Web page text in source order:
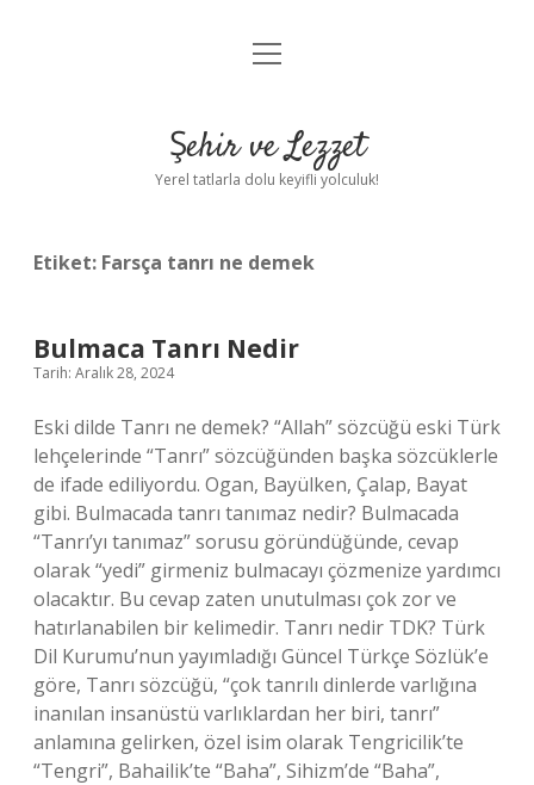
Anasayfa
Yasal Uyarı
menüyü
Şehir ve Lezzet
Yerel tatlarla dolu keyifli yolculuk!
Etiket: Farsça tanrı ne demek
Bulmaca Tanrı Nedir
Tarih: Aralık 28, 2024
Eski dilde Tanrı ne demek? “Allah” sözcüğü eski Türk
lehçelerinde “Tanrı” sözcüğünden başka sözcüklerle
de ifade ediliyordu. Ogan, Bayülken, Çalap, Bayat
gibi. Bulmacada tanrı tanımaz nedir? Bulmacada
“Tanrı’yı ​​tanımaz” sorusu göründüğünde, cevap
olarak “yedi” girmeniz bulmacayı çözmenize yardımcı
olacaktır. Bu cevap zaten unutulması çok zor ve
hatırlanabilen bir kelimedir. Tanrı nedir TDK? Türk
Dil Kurumu’nun yayımladığı Güncel Türkçe Sözlük’e
göre, Tanrı sözcüğü, “çok tanrılı dinlerde varlığına
inanılan insanüstü varlıklardan her biri, tanrı”
anlamına gelirken, özel isim olarak Tengricilik’te
“Tengri”, Bahailik’te “Baha”, Sihizm’de “Baha”,